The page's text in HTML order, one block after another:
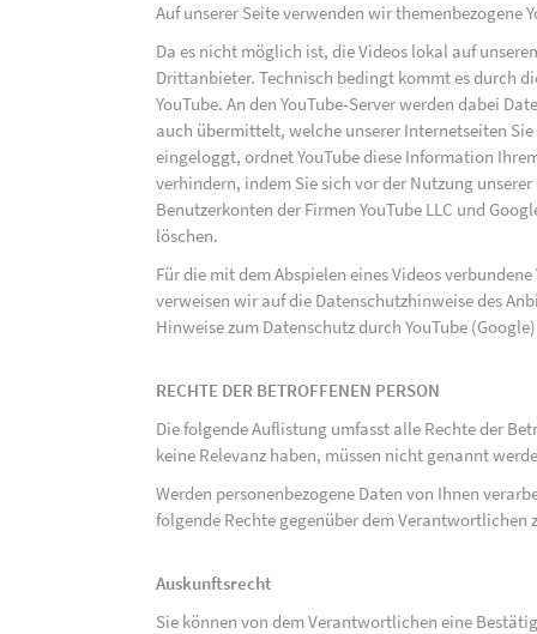
Auf unserer Seite verwenden wir
Da es nicht möglich ist, die Videos lokal auf
Drittanbieter. Technisch bedingt kommt es durch
YouTube. An den YouTube-Server werden dabei
auch übermittelt, welche unserer Internetseiten
eingeloggt, ordnet YouTube diese Information
verhindern, indem Sie sich vor der Nutzung
Benutzerkonten der Firmen YouTube LLC und
löschen.
Für die mit dem Abspielen eines Videos
verweisen wir auf die Datenschutzhinweise des
Hinweise zum Datenschutz durch YouTube
RECHTE DER BETROFFENEN PERSON
Die folgende Auflistung umfasst alle Rechte der
keine Relevanz haben, müssen nicht genannt
Werden personenbezogene Daten von Ihnen
folgende Rechte gegenüber dem Verantwortlichen
Auskunftsrecht
Sie können von dem Verantwortlichen eine